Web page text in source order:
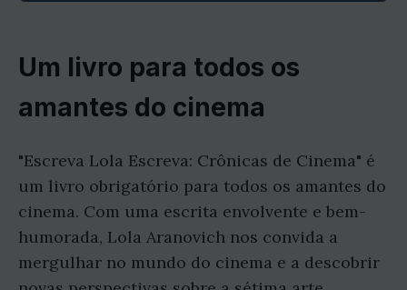
Um livro para todos os
amantes do cinema
"Escreva Lola Escreva: Crônicas de Cinema" é
um livro obrigatório para todos os amantes do
cinema. Com uma escrita envolvente e bem-
humorada, Lola Aranovich nos convida a
mergulhar no mundo do cinema e a descobrir